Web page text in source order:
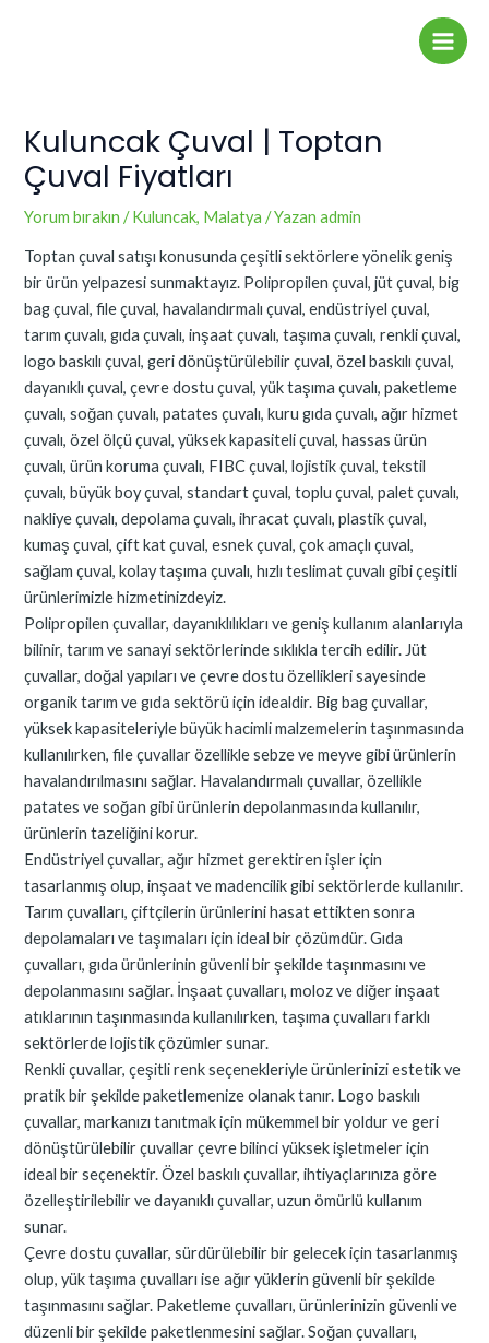
Main
Kuluncak Çuval | Toptan
Çuval Fiyatları
Yorum bırakın /Kuluncak, Malatya / Yazan admin
Toptan çuval satışı konusunda çeşitli sektörlere yönelik geniş
bir ürün yelpazesi sunmaktayız. Polipropilen çuval, jüt çuval, big
bag çuval, file çuval, havalandırmalı çuval, endüstriyel çuval,
tarım çuvalı, gıda çuvalı, inşaat çuvalı, taşıma çuvalı, renkli çuval,
logo baskılı çuval, geri dönüştürülebilir çuval, özel baskılı çuval,
dayanıklı çuval, çevre dostu çuval, yük taşıma çuvalı, paketleme
çuvalı, soğan çuvalı, patates çuvalı, kuru gıda çuvalı, ağır hizmet
çuvalı, özel ölçü çuval, yüksek kapasiteli çuval, hassas ürün
çuvalı, ürün koruma çuvalı, FIBC çuval, lojistik çuval, tekstil
çuvalı, büyük boy çuval, standart çuval, toplu çuval, palet çuvalı,
nakliye çuvalı, depolama çuvalı, ihracat çuvalı, plastik çuval,
kumaş çuval, çift kat çuval, esnek çuval, çok amaçlı çuval,
sağlam çuval, kolay taşıma çuvalı, hızlı teslimat çuvalı gibi çeşitli
ürünlerimizle hizmetinizdeyiz.
Polipropilen çuvallar, dayanıklılıkları ve geniş kullanım alanlarıyla
bilinir, tarım ve sanayi sektörlerinde sıklıkla tercih edilir. Jüt
çuvallar, doğal yapıları ve çevre dostu özellikleri sayesinde
organik tarım ve gıda sektörü için idealdir. Big bag çuvallar,
yüksek kapasiteleriyle büyük hacimli malzemelerin taşınmasında
kullanılırken, file çuvallar özellikle sebze ve meyve gibi ürünlerin
havalandırılmasını sağlar. Havalandırmalı çuvallar, özellikle
patates ve soğan gibi ürünlerin depolanmasında kullanılır,
ürünlerin tazeliğini korur.
Endüstriyel çuvallar, ağır hizmet gerektiren işler için
tasarlanmış olup, inşaat ve madencilik gibi sektörlerde kullanılır.
Tarım çuvalları, çiftçilerin ürünlerini hasat ettikten sonra
depolamaları ve taşımaları için ideal bir çözümdür. Gıda
çuvalları, gıda ürünlerinin güvenli bir şekilde taşınmasını ve
depolanmasını sağlar. İnşaat çuvalları, moloz ve diğer inşaat
atıklarının taşınmasında kullanılırken, taşıma çuvalları farklı
sektörlerde lojistik çözümler sunar.
Renkli çuvallar, çeşitli renk seçenekleriyle ürünlerinizi estetik ve
pratik bir şekilde paketlemenize olanak tanır. Logo baskılı
çuvallar, markanızı tanıtmak için mükemmel bir yoldur ve geri
dönüştürülebilir çuvallar çevre bilinci yüksek işletmeler için
ideal bir seçenektir. Özel baskılı çuvallar, ihtiyaçlarınıza göre
özelleştirilebilir ve dayanıklı çuvallar, uzun ömürlü kullanım
sunar.
Çevre dostu çuvallar, sürdürülebilir bir gelecek için tasarlanmış
olup, yük taşıma çuvalları ise ağır yüklerin güvenli bir şekilde
taşınmasını sağlar. Paketleme çuvalları, ürünlerinizin güvenli ve
düzenli bir şekilde paketlenmesini sağlar. Soğan çuvalları,